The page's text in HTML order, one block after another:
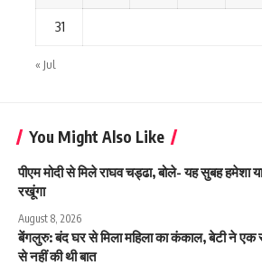
31
« Jul
You Might Also Like
पीएम मोदी से मिले राघव चड्ढा, बोले- यह सुबह हमेशा
रखूंगा
August 8, 2026
बेंगलुरु: बंद घर से मिला महिला का कंकाल, बेटी ने एक
से नहीं की थी बात